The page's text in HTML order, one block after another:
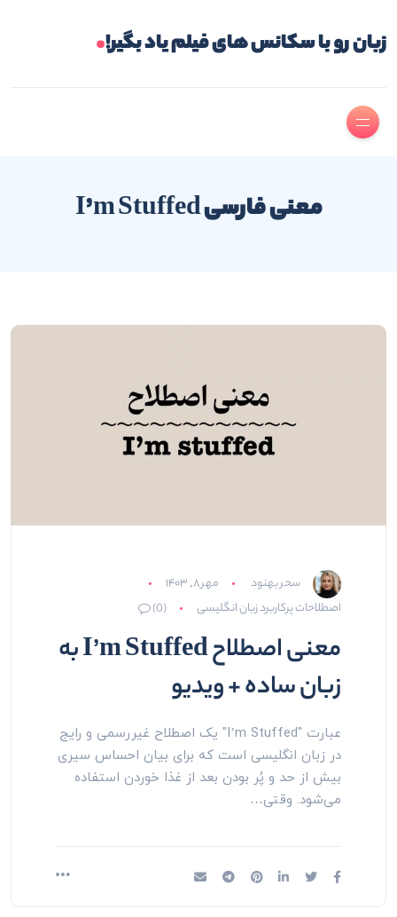
زبان رو با سکانس های فیلم یاد بگیر!.
معنی فارسی I’m Stuffed
سحر بهنود
مهر ۸, ۱۴۰۳
اصطلاحات پرکاربرد زبان انگلیسی
(0)
معنی اصطلاح I’m Stuffed به
زبان ساده + ویدیو
عبارت "I’m Stuffed" یک اصطلاح غیررسمی و رایج
در زبان انگلیسی است که برای بیان احساس سیری
بیش از حد و پُر بودن بعد از غذا خوردن استفاده
می‌شود. وقتی…